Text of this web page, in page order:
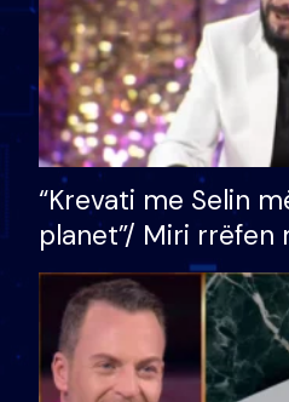
“Krevati me Selin
planet”/ Miri
bukura në shtëpinë
mungojë zilja e